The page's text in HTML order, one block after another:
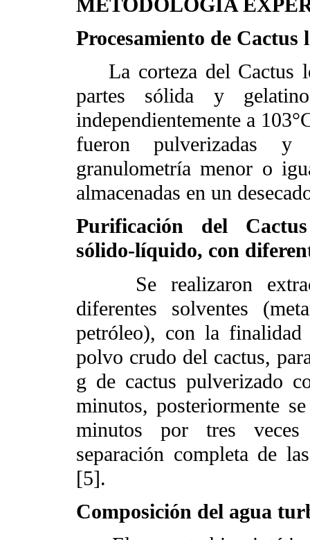
Procesamiento de Cactus
La corteza del Cactus
partes sólida y
independientemente a
fueron pulverizadas y
granulometría menor o
almacenadas en un
Purificación del
sólido-líquido, con
Se realizaron
diferentes solventes
petróleo), con la finalidad
polvo crudo del cactus,
g de cactus pulverizado
minutos, posteriormente
minutos por tres veces
separación completa de
[5].
Composición del agua